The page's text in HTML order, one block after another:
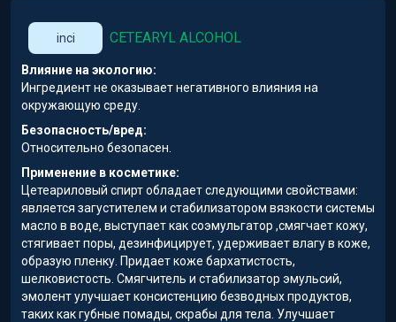
inci CETEARYL ALCOHOL
Влияние на экологию:
Ингредиент не оказывает негативного влияния на
окружающую среду.
Безопасность/вред:
Относительно безопасен.
Применение в косметике:
Цетеариловый спирт обладает следующими свойствами:
является загустителем и стабилизатором вязкости системы
масло в воде, выступает как соэмульгатор ,смягчает кожу,
стягивает поры, дезинфицирует, удерживает влагу в коже,
образую пленку. Придает коже бархатистость,
шелковистость. Смягчитель и стабилизатор эмульсий,
эмолент улучшает консистенцию безводных продуктов,
таких как губные помады, скрабы для тела. Улучшает